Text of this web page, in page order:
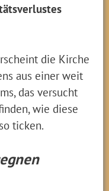
die Kirche
aus einer weit
das versucht
wie diese
ticken.